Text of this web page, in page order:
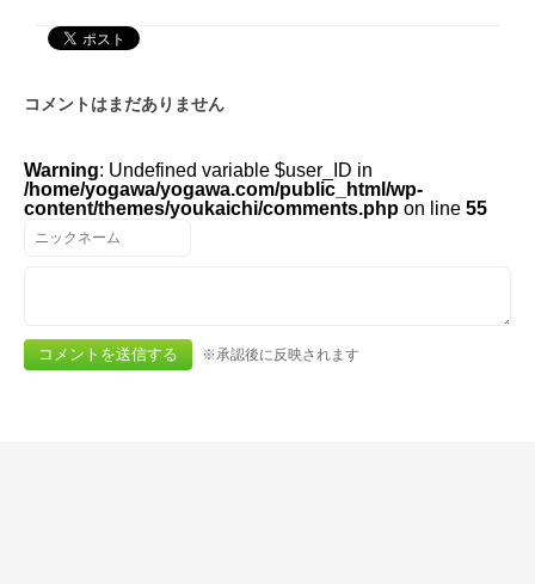
コメントはまだありません
Warning: Undefined variable $user_ID in
/home/yogawa/yogawa.com/public_html/wp-
content/themes/youkaichi/comments.php on line 55
※承認後に反映されます